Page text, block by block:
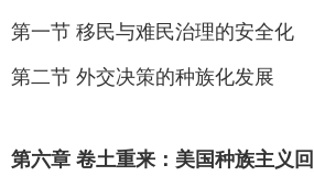
第一节 移民与难民治理的安全化
第二节 外交决策的种族化发展
第六章 卷土重来：美国种族主义